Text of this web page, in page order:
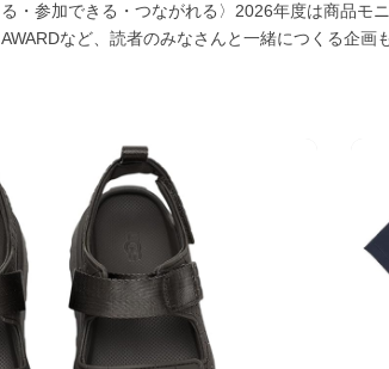
る・参加できる・つながれる〉2026年度は商品モ
AWARDなど、読者のみなさんと一緒につくる企画